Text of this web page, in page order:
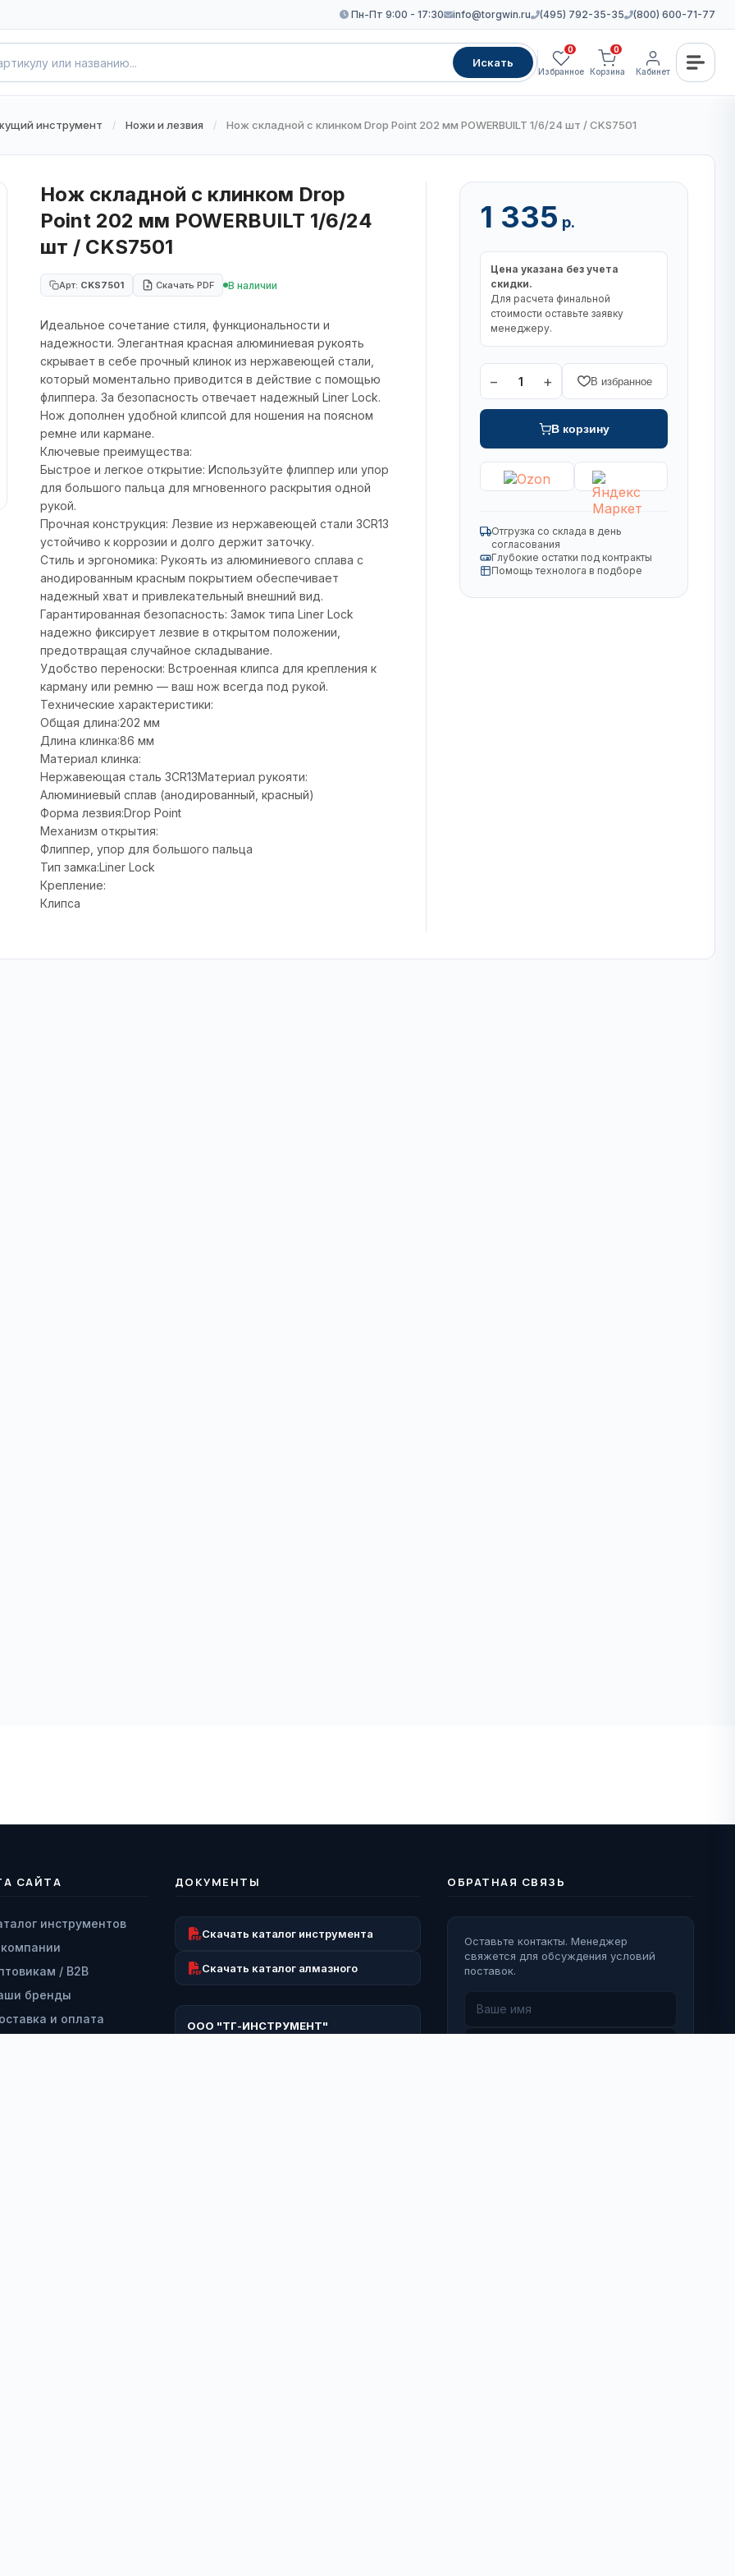
Пн-Пт 9:00 - 17:30 info@torgwin.ru (495) 792-35-35 (800) 600-71-77
Искать
0
Избранное
0
Корзина Кабинет
инструмент / Ножи и лезвия / Нож складной с клинком Drop Point 202 мм POWERBUILT 1/6/24 шт / CKS7501
Нож складной с клинком Drop
Point 202 мм POWERBUILT 1/6/24
шт / CKS7501
Арт: CKS7501 Скачать PDF В наличии
Идеальное сочетание стиля, функциональности и
надежности. Элегантная красная алюминиевая рукоять
скрывает в себе прочный клинок из нержавеющей стали,
который моментально приводится в действие с помощью
флиппера. За безопасность отвечает надежный Liner Lock.
Нож дополнен удобной клипсой для ношения на поясном
ремне или кармане.
Ключевые преимущества:
Быстрое и легкое открытие: Используйте флиппер или упор
для большого пальца для мгновенного раскрытия одной
рукой.
Прочная конструкция: Лезвие из нержавеющей стали 3CR13
устойчиво к коррозии и долго держит заточку.
Стиль и эргономика: Рукоять из алюминиевого сплава с
анодированным красным покрытием обеспечивает
надежный хват и привлекательный внешний вид.
Гарантированная безопасность: Замок типа Liner Lock
надежно фиксирует лезвие в открытом положении,
предотвращая случайное складывание.
Удобство переноски: Встроенная клипса для крепления к
карману или ремню — ваш нож всегда под рукой.
Технические характеристики:
Общая длина:202 мм
Длина клинка:86 мм
Материал клинка:
Нержавеющая сталь 3CR13Материал рукояти:
Алюминиевый сплав (анодированный, красный)
Форма лезвия:Drop Point
Механизм открытия:
Флиппер, упор для большого пальца
Тип замка:Liner Lock
Крепление:
Клипса
1 335 р.
Цена указана без учета
скидки.
Для расчета финальной
стоимости оставьте заявку
менеджеру.
− 1 + В избранное
В корзину
Отгрузка со склада в день
согласования
Глубокие остатки под контракты
Помощь технолога в подборе
САЙТА
инструментов
/ B2B
бренды
и оплата
ДОКУМЕНТЫ
Скачать каталог инструмента
Скачать каталог алмазного
ООО "ТГ-ИНСТРУМЕНТ"
ОБРАТНАЯ СВЯЗЬ
Оставьте контакты. Менеджер
свяжется для обсуждения условий
поставок.